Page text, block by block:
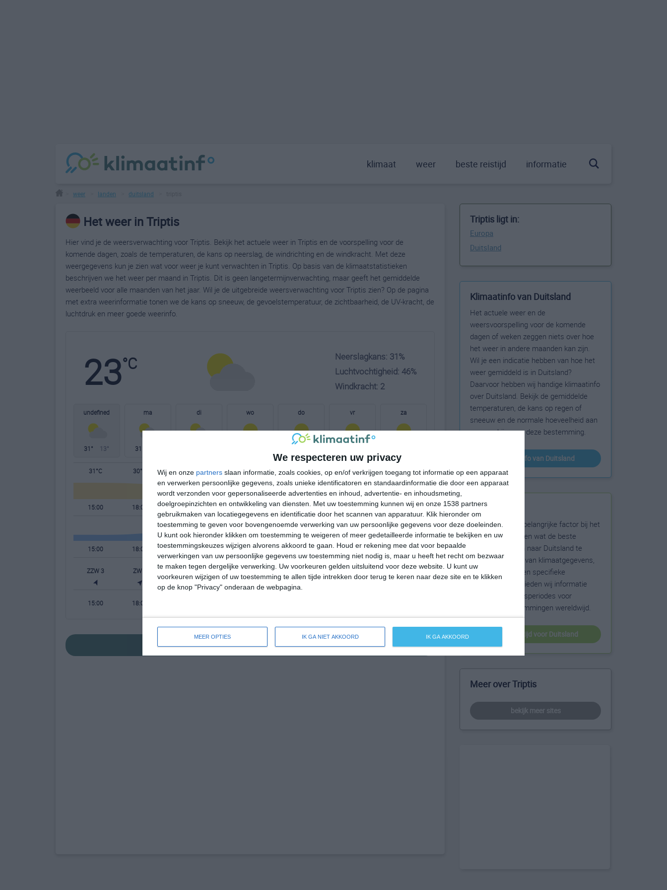
We respecteren uw privacy
Wij en onze partners slaan informatie, zoals cookies, op en/of verkrijgen toegang tot informatie op een apparaat
en verwerken persoonlijke gegevens, zoals unieke identificatoren en standaardinformatie die door een apparaat
wordt verzonden voor gepersonaliseerde advertenties en inhoud, advertentie- en inhoudsmeting,
doelgroepinzichten en ontwikkeling van diensten.
Met uw toestemming kunnen wij en onze 1538 partners
gebruikmaken van locatiegegevens en identificatie door het scannen van apparatuur. Klik hieronder om
toestemming te geven voor bovengenoemde verwerking van uw persoonlijke gegevens voor deze doeleinden.
U kunt ook hieronder klikken om toestemming te weigeren of meer gedetailleerde informatie te bekijken en uw
toestemmingskeuzes wijzigen alvorens akkoord te gaan.
Houd er rekening mee dat voor bepaalde
verwerkingen van uw persoonlijke gegevens uw toestemming niet nodig is, maar u heeft het recht om bezwaar
te maken tegen dergelijke verwerking. Uw voorkeuren gelden uitsluitend voor deze website. U kunt uw
voorkeuren wijzigen of uw toestemming te allen tijde intrekken door terug te keren naar deze site en te klikken
op de knop "Privacy" onderaan de webpagina.
MEER OPTIES IK GA NIET AKKOORD IK GA AKKOORD
klimaat weer beste reistijd informatie
weer landen duitsland
Het weer in Triptis
Hier vind je de weersverwachting voor Triptis. Bekijk het actuele weer in Triptis en de voorspelling voor de
komende dagen, zoals de temperaturen, de kans op neerslag, de windrichting en de windkracht. Met deze
weergegevens kun je zien wat voor weer je kunt verwachten in Triptis. Op basis van de klimaatstatistieken
beschrijven we het weer per maand in Triptis. Dit is geen langetermijnverwachting, maar geeft het gemiddelde
weerbeeld voor alle maanden van het jaar. Wil je de uitgebreide weersverwachting voor Triptis zien? Op de pagina
met extra weerinformatie tonen we de kans op sneeuw, de gevoelstemperatuur, de zichtbaarheid, de UV-kracht, de
luchtdruk en meer goede weerinfo.
23°C
Neerslagkans: 31%
Luchtvochtigheid: 46%
Windkracht: 2
undefined
31° 13°
ma
31°
di wo do vr za
31°C 30°C 25°C 23°C 18°C 16°C 24°C 29°C
15:00 18:00 21:00 00:00 03:00 06:00 09:00 12:00
15:00 18:00 21:00 00:00 03:00 06:00 09:00 12:00
ZZW 3 ZW 2 ZW 1 WNW 3 ZZW 1 ZZW 1 ZW 2 ZW 3
15:00 18:00
bekijk de uitgebreide weersverwachting voor Triptis
Triptis ligt in:
Europa
Duitsland
Klimaatinfo van Duitsland
Het actuele weer en de
weersvoorspelling voor de komende
dagen of weken zeggen niets over hoe
het weer in andere maanden kan zijn.
Wil je een indicatie hebben van hoe het
weer gemiddeld is in Duitsland?
Daarvoor hebben wij handige klimaatinfo
over Duitsland. Bekijk de gemiddelde
temperaturen, de kans op regen of
sneeuw en de normale hoeveelheid aan
zonneschijn voor deze bestemming.
klimaatinfo van Duitsland
Beste reistijd
Het weer is een belangrijke factor bij het
reizen. Wil je weten wat de beste
maanden zijn om naar Duitsland te
reizen? Op basis van klimaatgegevens,
weersextremen en specifieke
weerinformatie bieden wij informatie
over de beste reisperiodes voor
duizenden bestemmingen wereldwijd.
beste reistijd voor Duitsland
Meer over Triptis
bekijk meer sites